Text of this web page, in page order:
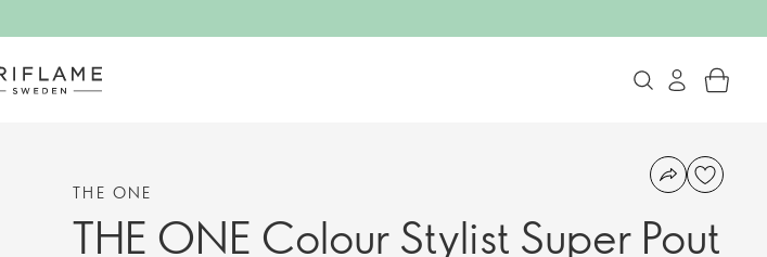
THE ONE
THE ONE Colour Stylist Super Pout